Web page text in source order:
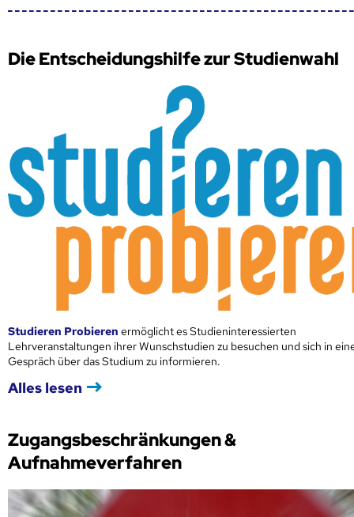
Die Entscheidungshilfe zur Studienwahl
Studieren Probieren ermöglicht es Studieninteressierten
Lehrveranstaltungen ihrer Wunschstudien zu besuchen und sich in
Gespräch über das Studium zu informieren.
Alles lesen
Zugangsbeschränkungen &
Aufnahmeverfahren